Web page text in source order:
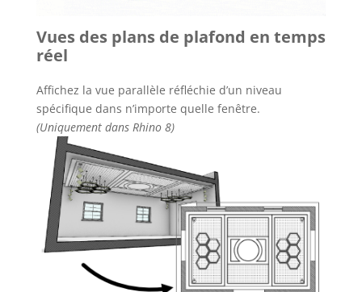
Vues des plans de plafond en temps
réel
Affichez la vue parallèle réfléchie d’un niveau
spécifique dans n’importe quelle fenêtre.
(Uniquement dans Rhino 8)